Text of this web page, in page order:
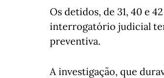
Os detidos, de 31, 40 e
interrogatório judicial
preventiva.
A investigação, que